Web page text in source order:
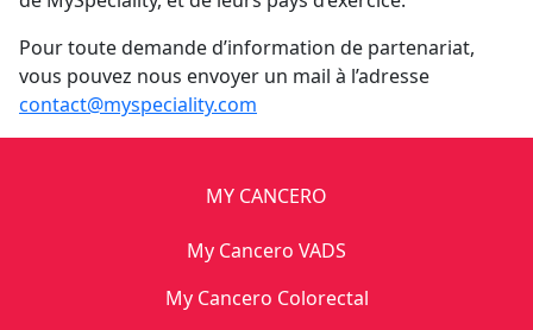
Pour toute demande d’information de partenariat,
vous pouvez nous envoyer un mail à l’adresse
contact@myspeciality.com
MY CANCERO
My Cancero VADS
My Cancero Colorectal